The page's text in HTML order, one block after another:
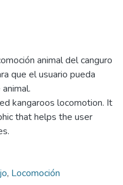
animal del canguro
que el usuario pueda
kangaroos locomotion. It
that helps the user
, Locomoción